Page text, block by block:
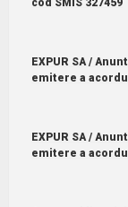
cod SMIS 327459
EXPUR SA /
emitere a
EXPUR SA /
emitere a